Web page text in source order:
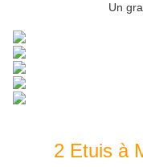
Un
2 Etuis à